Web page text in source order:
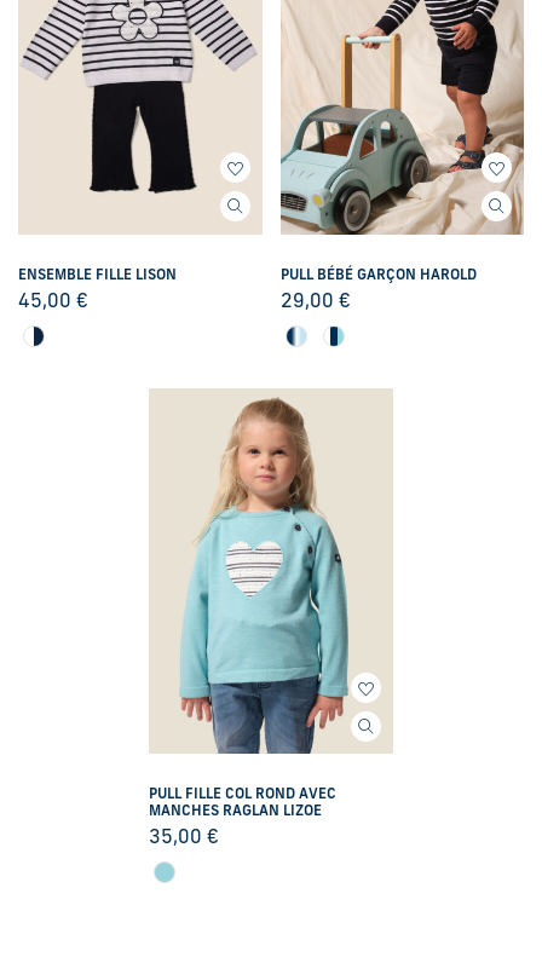
ENSEMBLE FILLE LISON
45,00 €
PULL BÉBÉ GARÇON HAROLD
29,00 €
PULL FILLE COL ROND AVEC
MANCHES RAGLAN LIZOE
35,00€